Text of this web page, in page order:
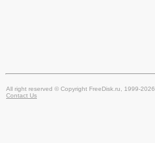
All right reserved © Copyright FreeDisk.ru, 1999-2026
Contact Us